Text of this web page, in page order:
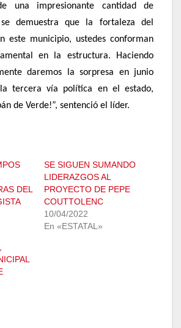
una impresionante cantidad de
demuestra que la fortaleza del
este municipio, ustedes conforman
en la estructura. Haciendo
daremos la sorpresa en junio
tercera vía política en el estado,
de Verde!”, sentenció el líder.
DEL
SE SIGUEN SUMANDO
LIDERAZGOS AL
PROYECTO DE PEPE
COUTTOLENC
10/04/2022
En «ESTATAL»